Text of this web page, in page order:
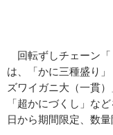
回転ずしチェーン「
は、「かに三種盛り
ズワイガニ大（一貫
「超かにづくし」な
日から期間限定、数量